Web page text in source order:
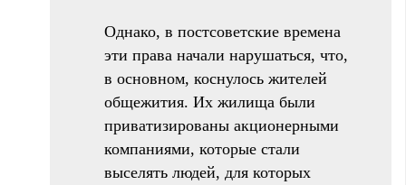
Однако, в постсоветские времена
эти права начали нарушаться, что,
в основном, коснулось жителей
общежития. Их жилища были
приватизированы акционерными
компаниями, которые стали
выселять людей, для которых